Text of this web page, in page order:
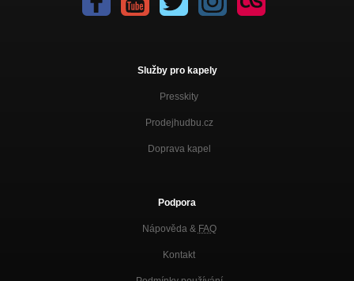
Služby pro kapely
Presskity
Prodejhudbu.cz
Doprava kapel
Podpora
Nápověda & FAQ
Kontakt